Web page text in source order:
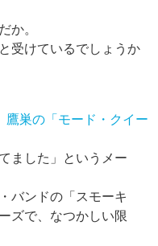
か。
受けているでしょうか
鷹巣の「モード・クイー
ました」というメー
バンドの「スモーキ
ズで、なつかしい限